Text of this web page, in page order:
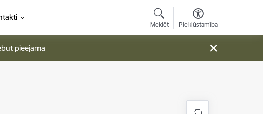
Meklēt Piekļūstamība
pieejama